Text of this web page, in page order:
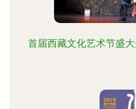
首届西藏文化艺术节盛